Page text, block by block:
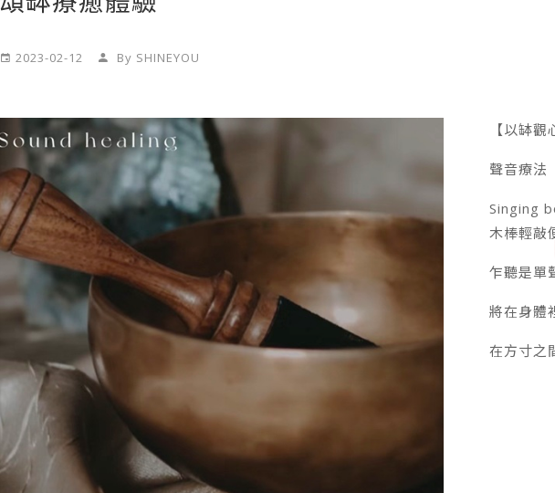
2023-02-12 By SHINEYOU
【以缽觀
聲音療法
Singing
木棒輕敲
乍聽是單
將在身體
在方寸之